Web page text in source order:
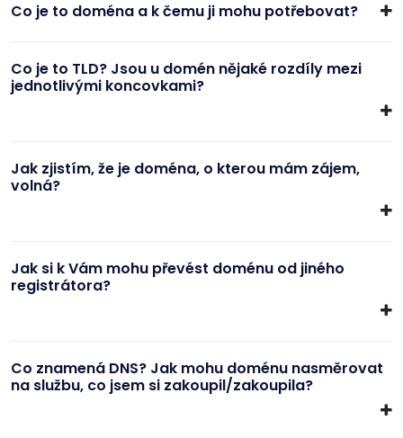
Co je to doména a k čemu ji mohu potřebovat?
Co je to TLD? Jsou u domén nějaké rozdíly mezi
jednotlivými koncovkami?
Jak zjistím, že je doména, o kterou mám zájem,
volná?
Jak si k Vám mohu převést doménu od jiného
registrátora?
Co znamená DNS? Jak mohu doménu nasměrovat
na službu, co jsem si zakoupil/zakoupila?